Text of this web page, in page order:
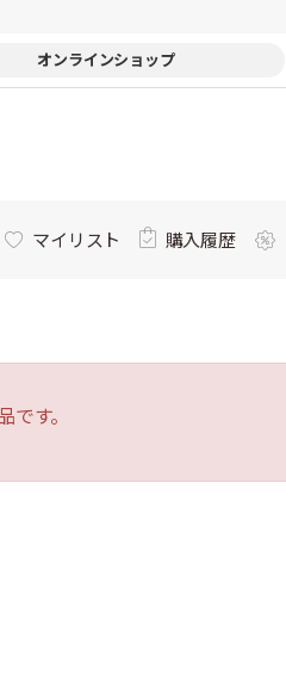
オンラインショップ
マイリスト 購入履歴
す。